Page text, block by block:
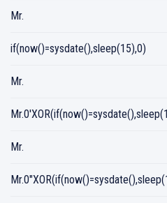
Mr.
if(now()=sysdate(),sleep(15),0)
Mr.
Mr.